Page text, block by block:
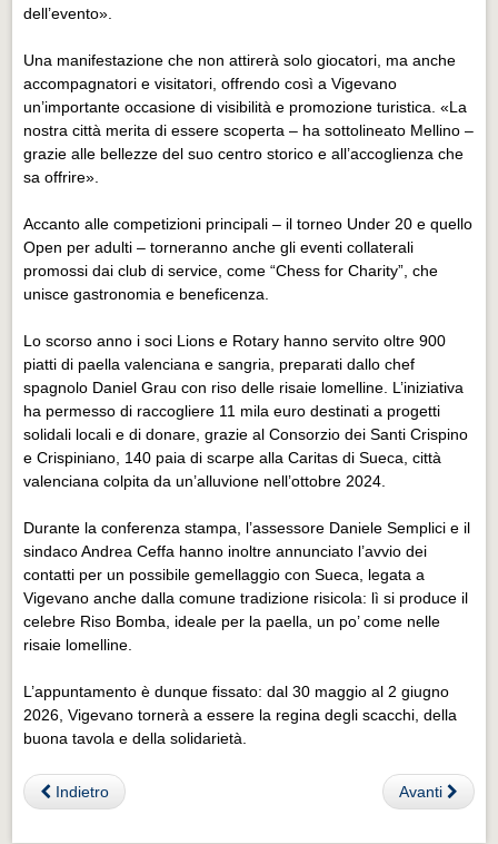
dell’evento».
Una manifestazione che non attirerà solo giocatori, ma anche
accompagnatori e visitatori, offrendo così a Vigevano
un’importante occasione di visibilità e promozione turistica. «La
nostra città merita di essere scoperta – ha sottolineato Mellino –
grazie alle bellezze del suo centro storico e all’accoglienza che
sa offrire».
Accanto alle competizioni principali – il torneo Under 20 e quello
Open per adulti – torneranno anche gli eventi collaterali
promossi dai club di service, come “Chess for Charity”, che
unisce gastronomia e beneficenza.
Lo scorso anno i soci Lions e Rotary hanno servito oltre 900
piatti di paella valenciana e sangria, preparati dallo chef
spagnolo Daniel Grau con riso delle risaie lomelline. L’iniziativa
ha permesso di raccogliere 11 mila euro destinati a progetti
solidali locali e di donare, grazie al Consorzio dei Santi Crispino
e Crispiniano, 140 paia di scarpe alla Caritas di Sueca, città
valenciana colpita da un’alluvione nell’ottobre 2024.
Durante la conferenza stampa, l’assessore Daniele Semplici e il
sindaco Andrea Ceffa hanno inoltre annunciato l’avvio dei
contatti per un possibile gemellaggio con Sueca, legata a
Vigevano anche dalla comune tradizione risicola: lì si produce il
celebre Riso Bomba, ideale per la paella, un po’ come nelle
risaie lomelline.
L’appuntamento è dunque fissato: dal 30 maggio al 2 giugno
2026, Vigevano tornerà a essere la regina degli scacchi, della
buona tavola e della solidarietà.
Indietro Avanti